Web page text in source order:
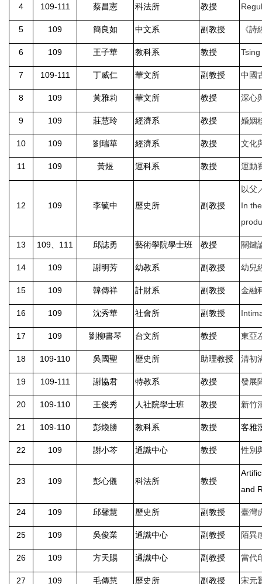
4 109-111 蔡昌憲 科法所 教授
5 109 簡良如 中文系 副教授 《
6 109 王子華 教科系 教授
7 109-111 丁威仁 華文所 副教授 中國
8 109 黃雅莉 華文所 教授 深心
9 109 莊慧玲 經濟系 教授 婚姻
10 109 劉瑞華 經濟系 教授 文化
11 109 黃煜 運科系 教授 運動
12 109 李毓中 歷史所 副教授
以父
In
13 109 111 邱誌勇 藝術學院學士班 教授 關鍵
14 109 謝明芳 幼教系 副教授 幼兒
15 109 韓傳祥 計財系 副教授 金融
16 109 沈秀華 社會所 副教授
17 109 劉柳書琴 台文所 教授 東亞
18 109-110 吳國聖 歷史所 助理教授 清初
19 109-111 謝協君 特教系 教授 發展
20 109-110 王俊秀 人社院學士班 教授 新竹
21 109-110 彭煥勝 教科系 教授 客雅
22 109 謝小芩 通識中心 教授 性別
23 109 彭心儀 科法所 教授
and
24 109 邱馨慧 歷史所 副教授 臺灣
25 109 吳俊業 通識中心 副教授 陌異
26 109 方天賜 通識中心 副教授 當代
27 109 毛傳慧 歷史所 副教授 宋元